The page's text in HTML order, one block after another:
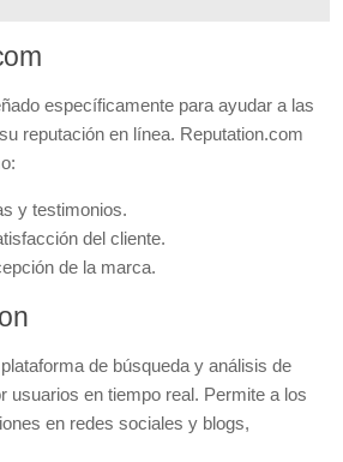
específicamente para ayudar a las
reputación en línea. Reputation.com
y testimonios.
del cliente.
de la marca.
de búsqueda y análisis de
usuarios en tiempo real. Permite a los
en redes sociales y blogs,